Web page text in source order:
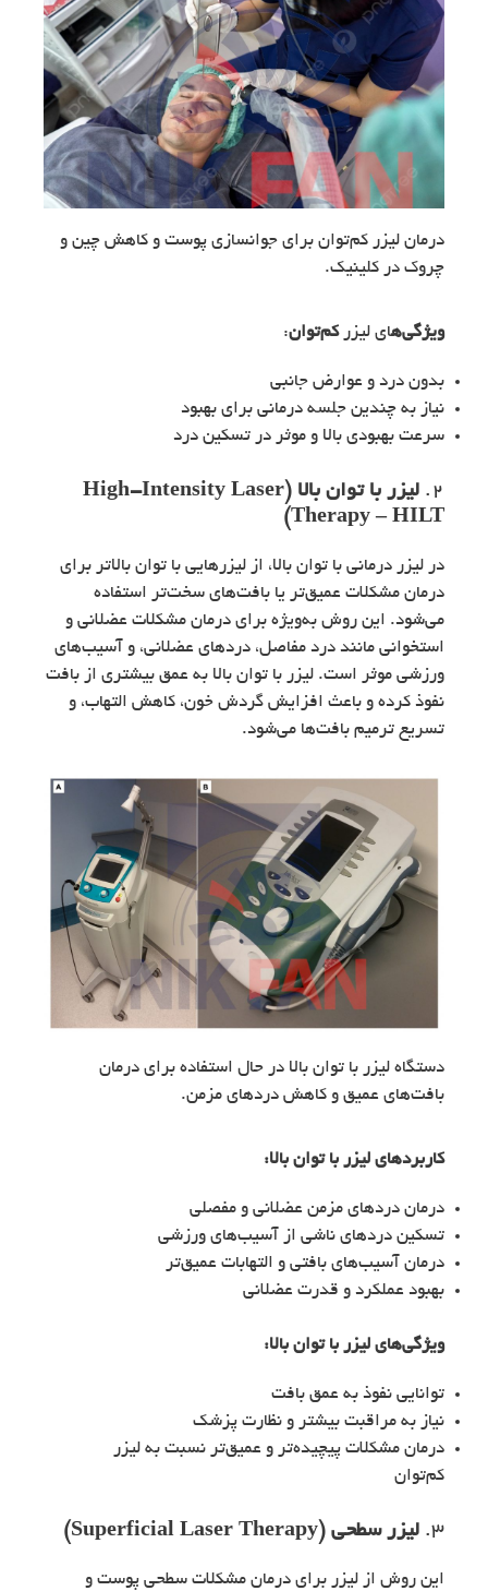
درمان لیزر کم‌توان برای جوانسازی پوست و کاهش چین و
چروک در کلینیک.
ویژگی‌های لیزرکم‌توان:
بدون درد و عوارض جانبی
نیاز به چندین جلسه درمانی برای بهبود
سرعت بهبودی بالا و موثر در تسکین درد
2.
لیزر با توان بالا (High-Intensity Laser
Therapy – HILT)
در لیزر درمانی با توان بالا، از لیزرهایی با توان بالاتر برای
درمان مشکلات عمیق‌تر یا بافت‌های سخت‌تر استفاده
می‌شود. این روش به‌ویژه برای درمان مشکلات عضلانی و
استخوانی مانند درد مفاصل، دردهای عضلانی، و آسیب‌های
ورزشی موثر است. لیزر با توان بالا به عمق بیشتری از بافت
نفوذ کرده و باعث افزایش گردش خون، کاهش التهاب، و
تسریع ترمیم بافت‌ها می‌شود.
دستگاه لیزر با توان بالا در حال استفاده برای درمان
بافت‌های عمیق و کاهش دردهای مزمن.
کاربردهای لیزر با توان بالا:
درمان دردهای مزمن عضلانی و مفصلی
تسکین دردهای ناشی از آسیب‌های ورزشی
درمان آسیب‌های بافتی و التهابات عمیق‌تر
بهبود عملکرد و قدرت عضلانی
ویژگی‌های لیزر با توان بالا:
توانایی نفوذ به عمق بافت
نیاز به مراقبت بیشتر و نظارت پزشک
درمان مشکلات پیچیده‌تر و عمیق‌تر نسبت به لیزر
کم‌توان
3. لیزر سطحی (Superficial Laser Therapy)
این روش از لیزر برای درمان مشکلات سطحی پوست و